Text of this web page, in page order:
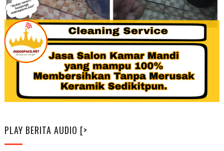
PLAY BERITA AUDIO [>